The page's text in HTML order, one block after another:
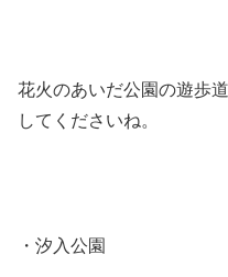
花火のあいだ公園の遊歩
してくださいね。
・汐入公園